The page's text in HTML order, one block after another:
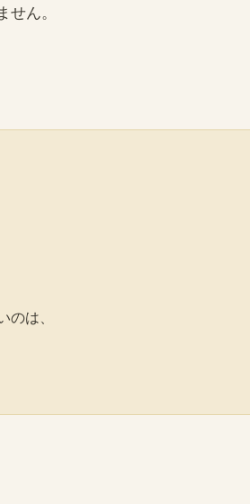
ん。
は、